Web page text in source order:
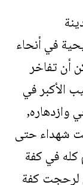
في أنحاء
أن تفاخر
الأكبر في
وازدهاره,
شهداء حتى
كله في كفة
لرحجت كفة